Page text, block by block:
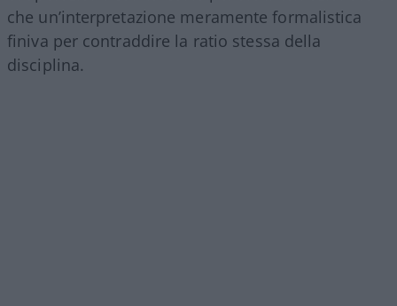
che un’interpretazione meramente formalistica
finiva per contraddire la ratio stessa della
disciplina.